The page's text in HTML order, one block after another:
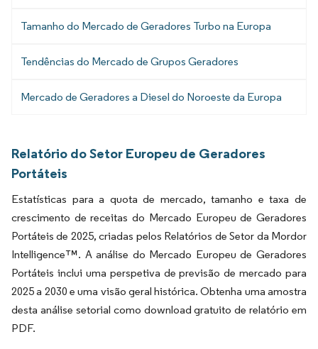
Tamanho do Mercado de Geradores Turbo na Europa
Tendências do Mercado de Grupos Geradores
Mercado de Geradores a Diesel do Noroeste da Europa
Relatório do Setor Europeu de Geradores
Portáteis
Estatísticas para a quota de mercado, tamanho e taxa de
crescimento de receitas do Mercado Europeu de Geradores
Portáteis de 2025, criadas pelos Relatórios de Setor da Mordor
Intelligence™. A análise do Mercado Europeu de Geradores
Portáteis inclui uma perspetiva de previsão de mercado para
2025 a 2030 e uma visão geral histórica. Obtenha uma amostra
desta análise setorial como download gratuito de relatório em
PDF.